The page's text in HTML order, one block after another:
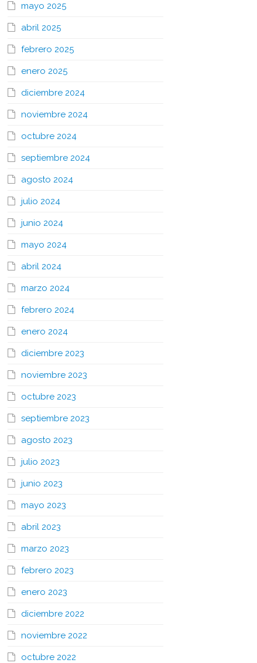
mayo 2025
abril 2025
febrero 2025
enero 2025
diciembre 2024
noviembre 2024
octubre 2024
septiembre 2024
agosto 2024
julio 2024
junio 2024
mayo 2024
abril 2024
marzo 2024
febrero 2024
enero 2024
diciembre 2023
noviembre 2023
octubre 2023
septiembre 2023
agosto 2023
julio 2023
junio 2023
mayo 2023
abril 2023
marzo 2023
febrero 2023
enero 2023
diciembre 2022
noviembre 2022
octubre 2022